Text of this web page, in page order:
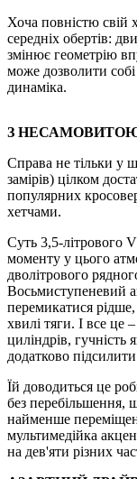
Хоча повністю свій
середніх обертів:
змінює геометрію
може дозволити
динаміка.
З
Справа не тільки у
замірів) цілком
популярних
хетчами.
Суть 3,5-літрового
моменту у цього
дволітрового
Восьмиступеневий
перемикатися
хвилі тяги. І все це
циліндрів, гучність
додатково
Їй доводиться це
без перебільшення,
найменше
мультимедійка
на дев'яти різних